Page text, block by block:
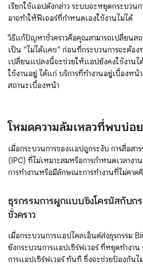
เรียกใช้แอปดังกล่าว ระบบจะหยุดกระบวนก
อาจทำให้ฟีเจอร์ที่กำหนดเองใช้งานไม่ได้
วิธีแก้ปัญหาชั่วคราวคือคุณสามารถเปลี่ยนส
เป็น "ไม่ได้แคช" ก่อนที่กระบวนการจะต้องท
เปลี่ยนแปลงนี้จะช่วยให้แอปยังคงใช้งานไ
ใช้งานอยู่ ได้แก่ บริการที่ทำงานอยู่เบื้องหน้
สถานะเบื้องหน้า
โหมดความล้มเหลวที่พบบ่อย
เมื่อกระบวนการของแอปถูกระงับ การสื่อสา
(IPC) ที่ไม่เหมาะสมหรือการกำหนดเวลาง
การทำงานหรือมีลักษณะการทำงานที่ไม่คาด
ธุรกรรมการผูกแบบซิงโครนัสกับก
ชั่วคราว
เมื่อกระบวนการแอปไคลเอ็นต์ส่งธุรกรรม
ยังกระบวนการแอปเซิร์ฟเวอร์ ที่หยุดทำงา
การแอปเซิร์ฟเวอร์ ทันที ซึ่งจะช่วยป้องกันไ